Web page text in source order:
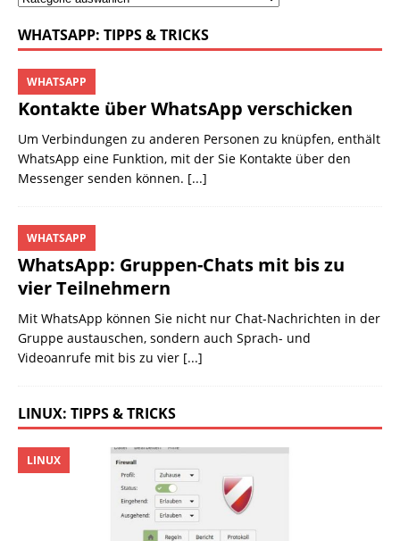
WHATSAPP: TIPPS & TRICKS
Kontakte über WhatsApp verschicken
WHATSAPP
Um Verbindungen zu anderen Personen zu knüpfen, enthält
WhatsApp eine Funktion, mit der Sie Kontakte über den
Messenger senden können. [...]
WhatsApp: Gruppen-Chats mit bis zu
vier Teilnehmern
WHATSAPP
Mit WhatsApp können Sie nicht nur Chat-Nachrichten in der
Gruppe austauschen, sondern auch Sprach- und
Videoanrufe mit bis zu vier [...]
LINUX: TIPPS & TRICKS
LINUX